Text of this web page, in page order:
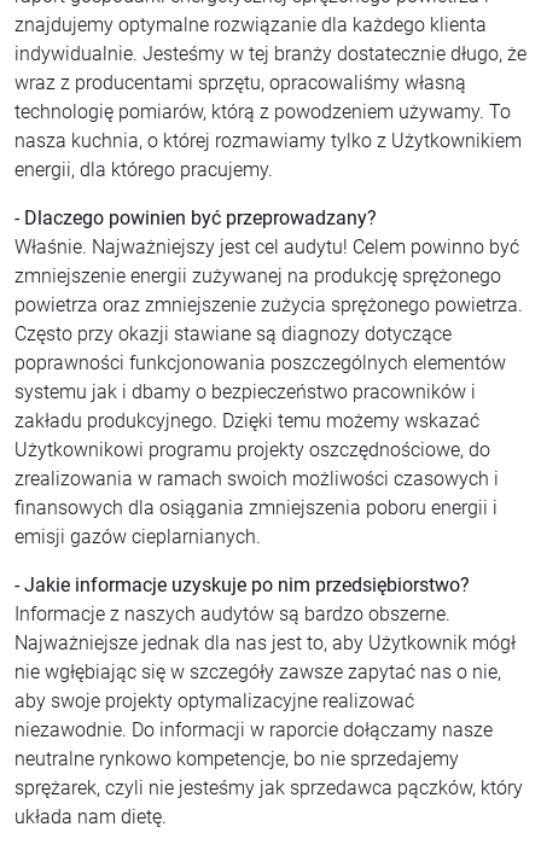
znajdujemy optymalne rozwiązanie dla każdego klienta
indywidualnie. Jesteśmy w tej branży dostatecznie długo, że
wraz z producentami sprzętu, opracowaliśmy własną
technologię pomiarów, którą z powodzeniem używamy. To
nasza kuchnia, o której rozmawiamy tylko z Użytkownikiem
energii, dla którego pracujemy.
- Dlaczego powinien być przeprowadzany?
Właśnie. Najważniejszy jest cel audytu! Celem powinno być
zmniejszenie energii zużywanej na produkcję sprężonego
powietrza oraz zmniejszenie zużycia sprężonego powietrza.
Często przy okazji stawiane są diagnozy dotyczące
poprawności funkcjonowania poszczególnych elementów
systemu jak i dbamy o bezpieczeństwo pracowników i
zakładu produkcyjnego. Dzięki temu możemy wskazać
Użytkownikowi programu projekty oszczędnościowe, do
zrealizowania w ramach swoich możliwości czasowych i
finansowych dla osiągania zmniejszenia poboru energii i
emisji gazów cieplarnianych.
- Jakie informacje uzyskuje po nim przedsiębiorstwo?
Informacje z naszych audytów są bardzo obszerne.
Najważniejsze jednak dla nas jest to, aby Użytkownik mógł
nie wgłębiając się w szczegóły zawsze zapytać nas o nie,
aby swoje projekty optymalizacyjne realizować
niezawodnie. Do informacji w raporcie dołączamy nasze
neutralne rynkowo kompetencje, bo nie sprzedajemy
sprężarek, czyli nie jesteśmy jak sprzedawca pączków, który
układa nam dietę.